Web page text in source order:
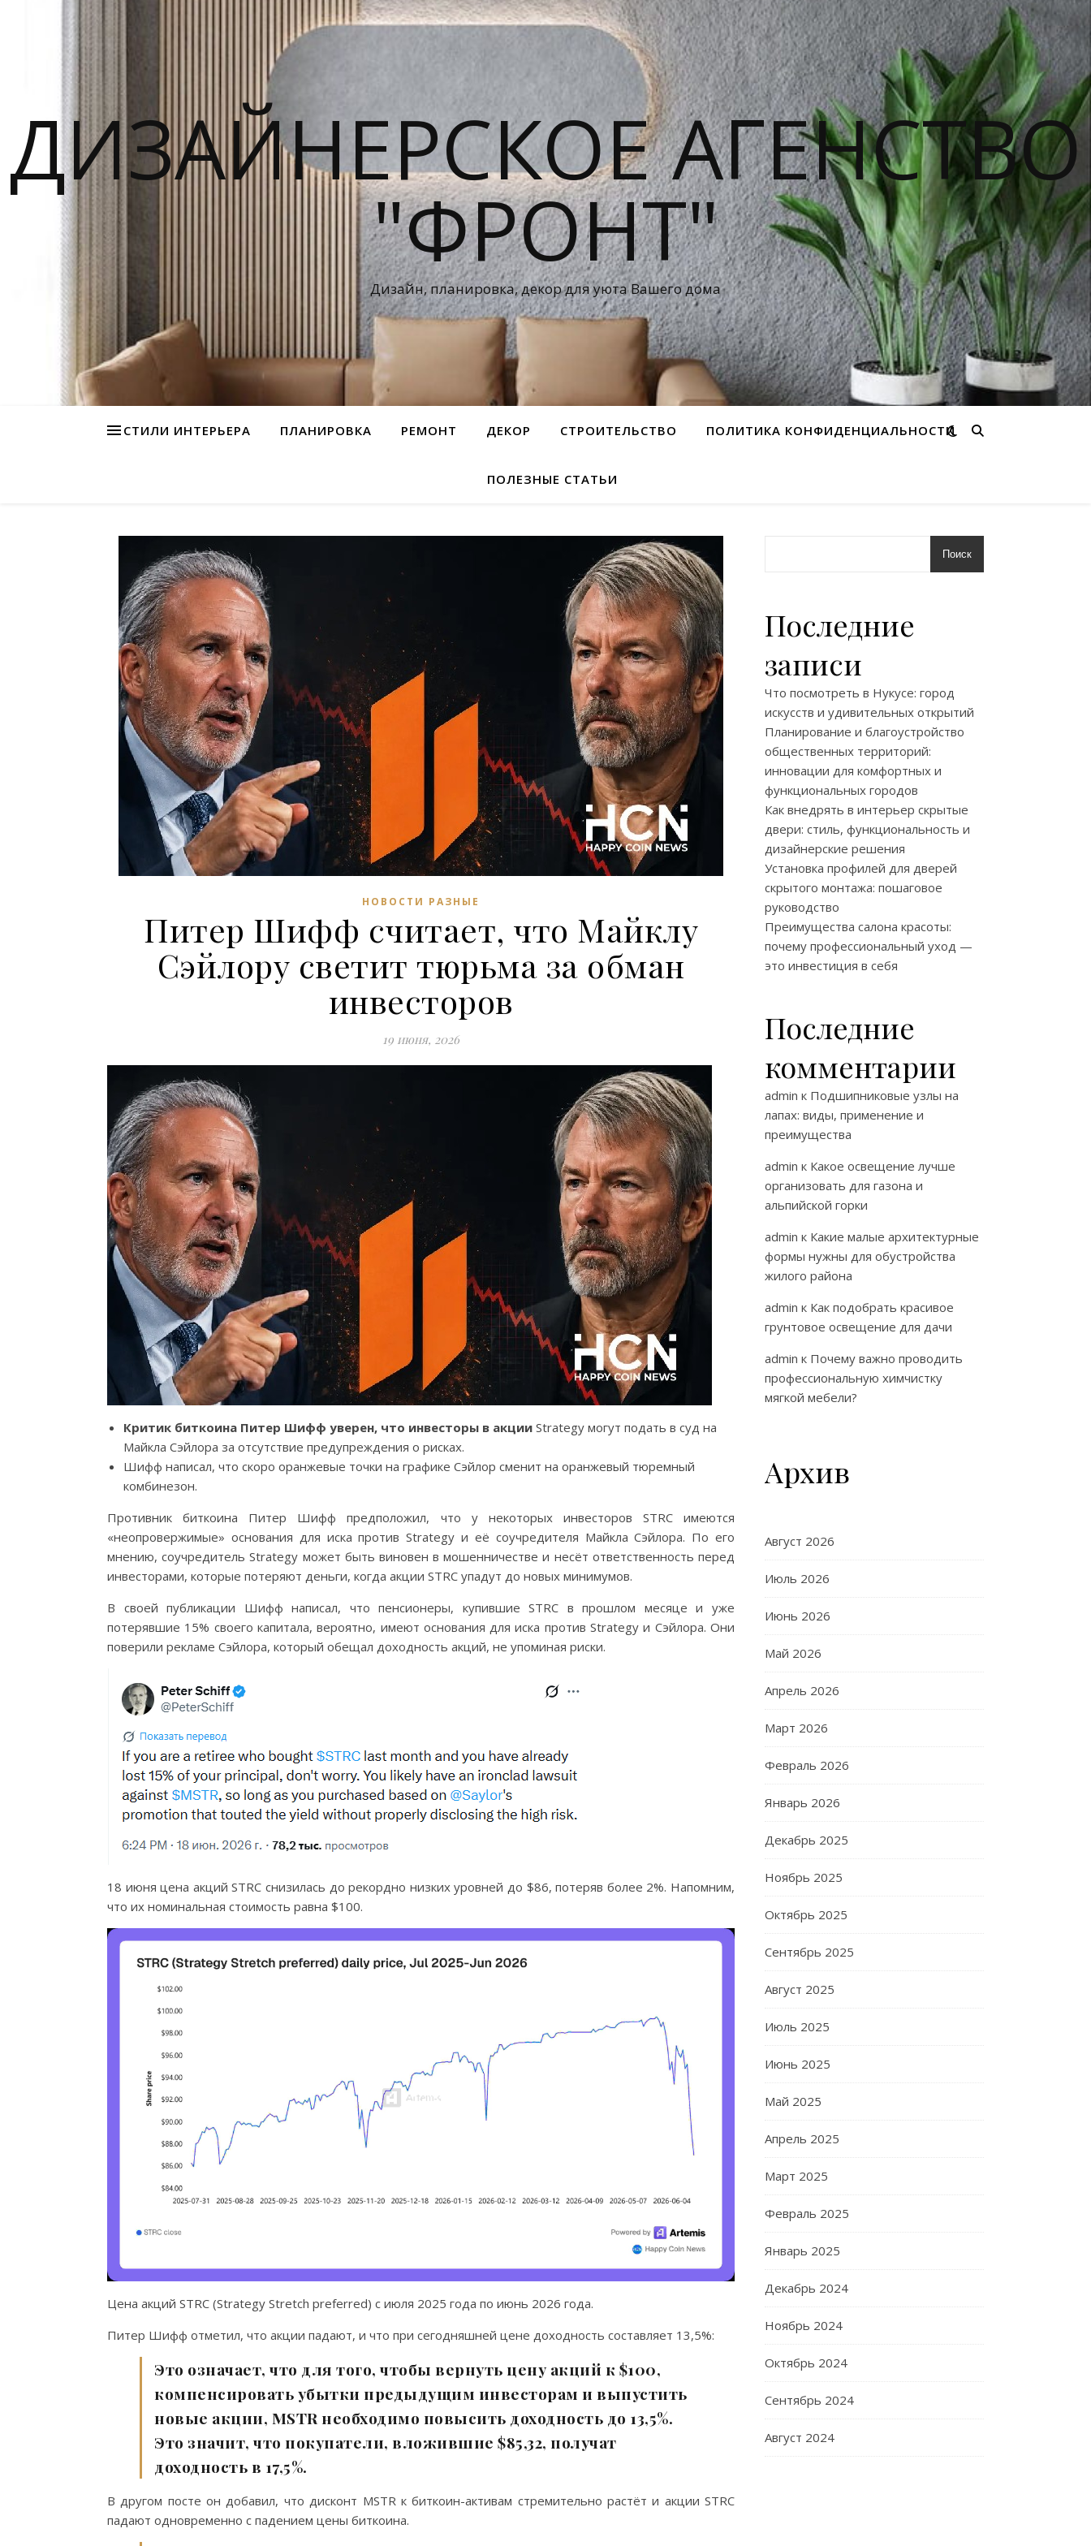
ДИЗАЙНЕРСКОЕ АГЕНСТВО
"ФРОНТ"
Дизайн, планировка, декор для уюта Вашего дома
СТИЛИ ИНТЕРЬЕРА ПЛАНИРОВКА РЕМОНТ ДЕКОР СТРОИТЕЛЬСТВО ПОЛИТИКА КОНФИДЕНЦИАЛЬНОСТИ
ПОЛЕЗНЫЕ СТАТЬИ
НОВОСТИ РАЗНЫЕ
Питер Шифф считает, что Майклу
Сэйлору светит тюрьма за обман
инвесторов
19 июня, 2026
Критик биткоина Питер Шифф уверен, что инвесторы в акции Strategy могут подать в суд на
Майкла Сэйлора за отсутствие предупреждения о рисках.
Шифф написал, что скоро оранжевые точки на графике Сэйлор сменит на оранжевый тюремный
комбинезон.
Противник биткоина Питер Шифф предположил, что у некоторых инвесторов STRC имеются
«неопровержимые» основания для иска против Strategy и её соучредителя Майкла Сэйлора. По его
мнению, соучредитель Strategy может быть виновен в мошенничестве и несёт ответственность перед
инвесторами, которые потеряют деньги, когда акции STRC упадут до новых минимумов.
В своей публикации Шифф написал, что пенсионеры, купившие STRC в прошлом месяце и уже
потерявшие 15% своего капитала, вероятно, имеют основания для иска против Strategy и Сэйлора. Они
поверили рекламе Сэйлора, который обещал доходность акций, не упоминая риски.
18 июня цена акций STRC снизилась до рекордно низких уровней до $86, потеряв более 2%. Напомним,
что их номинальная стоимость равна $100.
Цена акций STRC (Strategy Stretch preferred) с июля 2025 года по июнь 2026 года.
Питер Шифф отметил, что акции падают, и что при сегодняшней цене доходность составляет 13,5%:
Это означает, что для того, чтобы вернуть цену акций к $100,
компенсировать убытки предыдущим инвесторам и выпустить
новые акции, MSTR необходимо повысить доходность до 13,5%.
Это значит, что покупатели, вложившие $85,32, получат
доходность в 17,5%.
В другом посте он добавил, что дисконт MSTR к биткоин-активам стремительно растёт и акции STRC
падают одновременно с падением цены биткоина.
Поиск
Последние
записи
Что посмотреть в Нукусе: город
искусств и удивительных открытий
Планирование и благоустройство
общественных территорий:
инновации для комфортных и
функциональных городов
Как внедрять в интерьер скрытые
двери: стиль, функциональность и
дизайнерские решения
Установка профилей для дверей
скрытого монтажа: пошаговое
руководство
Преимущества салона красоты:
почему профессиональный уход —
это инвестиция в себя
Последние
комментарии
admin к Подшипниковые узлы на
лапах: виды, применение и
преимущества
admin к Какое освещение лучше
организовать для газона и
альпийской горки
admin к Какие малые архитектурные
формы нужны для обустройства
жилого района
admin к Как подобрать красивое
грунтовое освещение для дачи
admin к Почему важно проводить
профессиональную химчистку
мягкой мебели?
Архив
Август 2026
Июль 2026
Июнь 2026
Май 2026
Апрель 2026
Март 2026
Февраль 2026
Январь 2026
Декабрь 2025
Ноябрь 2025
Октябрь 2025
Сентябрь 2025
Август 2025
Июль 2025
Июнь 2025
Май 2025
Апрель 2025
Март 2025
Февраль 2025
Январь 2025
Декабрь 2024
Ноябрь 2024
Октябрь 2024
Сентябрь 2024
Август 2024